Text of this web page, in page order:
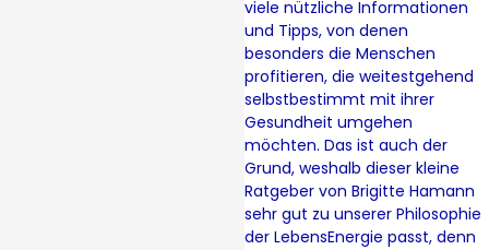
viele nützliche Informationen
und Tipps, von denen
besonders die Menschen
profitieren, die weitestgehend
selbstbestimmt mit ihrer
Gesundheit umgehen
möchten. Das ist auch der
Grund, weshalb dieser kleine
Ratgeber von Brigitte Hamann
sehr gut zu unserer Philosophie
der LebensEnergie passt, denn